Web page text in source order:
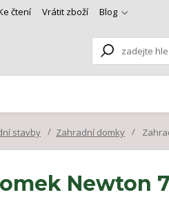
čtení Vrátit zboží Blog
stavby Zahradní domky
Newton